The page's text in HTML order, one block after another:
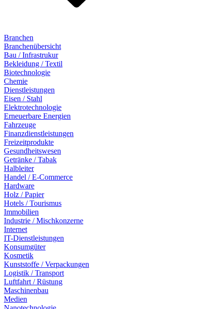
Branchen
Branchenübersicht
Bau / Infrastrukur
Bekleidung / Textil
Biotechnologie
Chemie
Dienstleistungen
Eisen / Stahl
Elektrotechnologie
Erneuerbare Energien
Fahrzeuge
Finanzdienstleistungen
Freizeitprodukte
Gesundheitswesen
Getränke / Tabak
Halbleiter
Handel / E-Commerce
Hardware
Holz / Papier
Hotels / Tourismus
Immobilien
Industrie / Mischkonzerne
Internet
IT-Dienstleistungen
Konsumgüter
Kosmetik
Kunststoffe / Verpackungen
Logistik / Transport
Luftfahrt / Rüstung
Maschinenbau
Medien